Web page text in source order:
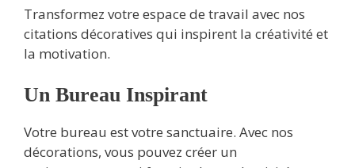
Transformez votre espace de travail avec nos
citations décoratives qui inspirent la créativité et
la motivation.
Un Bureau Inspirant
Votre bureau est votre sanctuaire. Avec nos
décorations, vous pouvez créer un